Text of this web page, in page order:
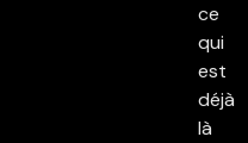
ce
qui
est
déjà
là